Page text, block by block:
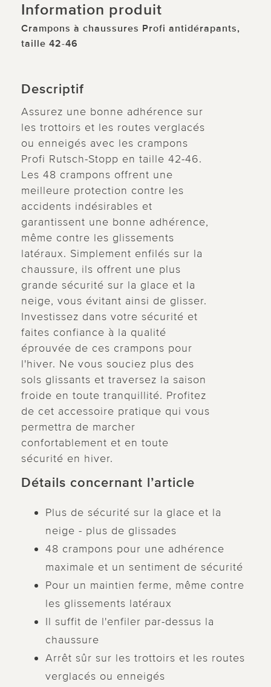
Information produit
Crampons à chaussures Profi antidérapants,
taille 42-46
Descriptif
Assurez une bonne adhérence sur
les trottoirs et les routes verglacés
ou enneigés avec les crampons
Profi Rutsch-Stopp en taille 42-46.
Les 48 crampons offrent une
meilleure protection contre les
accidents indésirables et
garantissent une bonne adhérence,
même contre les glissements
latéraux. Simplement enfilés sur la
chaussure, ils offrent une plus
grande sécurité sur la glace et la
neige, vous évitant ainsi de glisser.
Investissez dans votre sécurité et
faites confiance à la qualité
éprouvée de ces crampons pour
l'hiver. Ne vous souciez plus des
sols glissants et traversez la saison
froide en toute tranquillité. Profitez
de cet accessoire pratique qui vous
permettra de marcher
confortablement et en toute
sécurité en hiver.
Détails concernant l’article
Plus de sécurité sur la glace et la
neige - plus de glissades
48 crampons pour une adhérence
maximale et un sentiment de sécurité
Pour un maintien ferme, même contre
les glissements latéraux
Il suffit de l'enfiler par-dessus la
chaussure
Arrêt sûr sur les trottoirs et les routes
verglacés ou enneigés